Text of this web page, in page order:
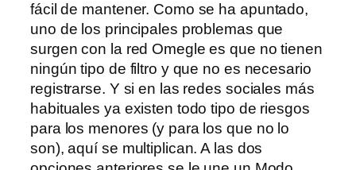
fácil de mantener. Como se ha apuntado,
uno de los principales problemas que
surgen con la red Omegle es que no tienen
ningún tipo de filtro y que no es necesario
registrarse. Y si en las redes sociales más
habituales ya existen todo tipo de riesgos
para los menores (y para los que no lo
son), aquí se multiplican. A las dos